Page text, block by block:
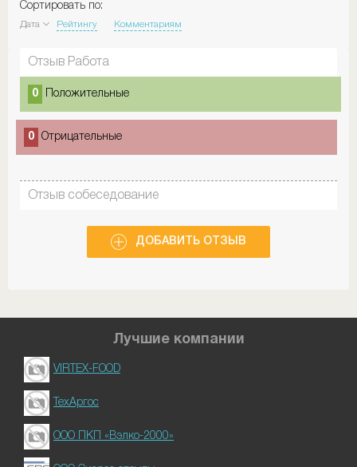
Сортировать по:
Дата Рейтингу Комментариям
Отзыв Работа
0 Положительные
0 Отрицательные
Отзыв собеседование
ДОБАВИТЬ ОТЗЫВ
Лучшие компании
VIRTEX-FOOD
ТехАргос
ООО ПКП «Вэлко-2000»